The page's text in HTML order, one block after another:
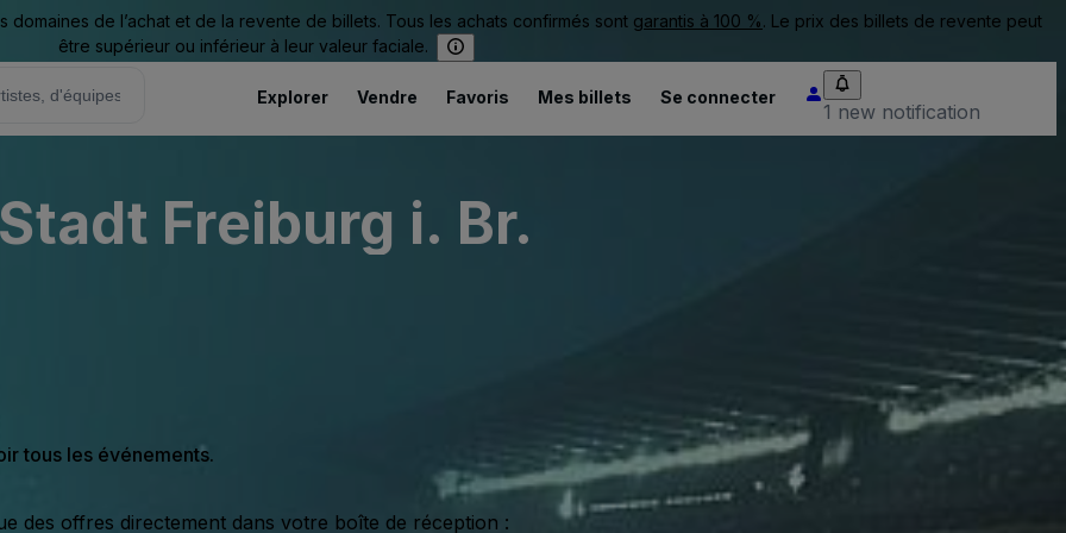
de l’achat et de la revente de billets. Tous les achats confirmés sont garantis à 100 %. Le prix des billets de revente peut
être supérieur ou inférieur à leur valeur faciale.
Explorer Vendre Favoris Mes billets Se connecter
1 new notification
Freiburg i. Br.
tous les événements.
des offres directement dans votre boîte de réception :